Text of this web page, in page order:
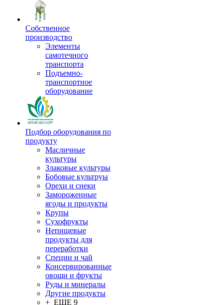
Собственное
производство
Элементы
самотечного
транспорта
Подъемно-
транспортное
оборудование
Подбор оборудования по
продукту
Масличные
культуры
Злаковые культуры
Бобовые культруы
Орехи и снеки
Замороженные
ягоды и продукты
Крупы
Сухофрукты
Непищевые
продукты для
переработки
Специи и чай
Консервированные
овощи и фрукты
Руды и минералы
Другие продукты
+ ЕЩЕ 9